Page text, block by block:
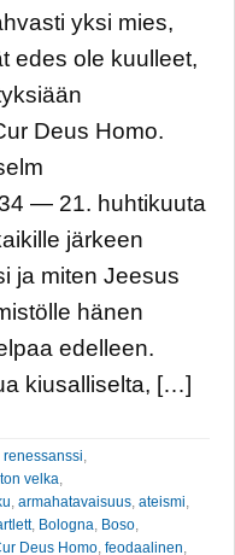
yksi mies,
edes ole kuulleet,
Deus Homo.
— 21. huhtikuuta
järkeen
ja miten Jeesus
hänen
edelleen.
kiusalliselta, […]
velka
armahatavaisuus ateismi
, Bologna Boso
Deus Homo feodaalinen